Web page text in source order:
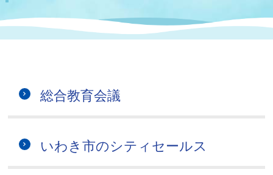
総合教育会議
いわき市のシティセールス